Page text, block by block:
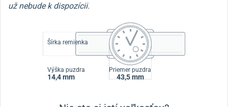
už nebude k dispozícii.
Šírka remienka
Výška puzdra
14,4 mm
Priemer puzdra
43,5 mm